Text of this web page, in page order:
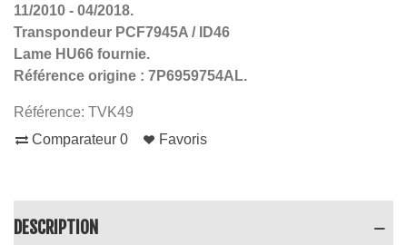
11/2010 - 04/2018.
Transpondeur PCF7945A / ID46
Lame HU66 fournie.
Référence origine : 7P6959754AL.
Référence: TVK49
Comparateur 0 Favoris
DESCRIPTION